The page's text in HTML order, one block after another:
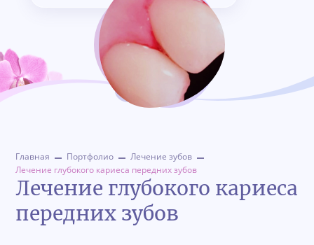
Главная Портфолио
Лечение зубов
Лечение глубокого кариеса передних зубов
Лечение глубокого кариеса
передних зубов